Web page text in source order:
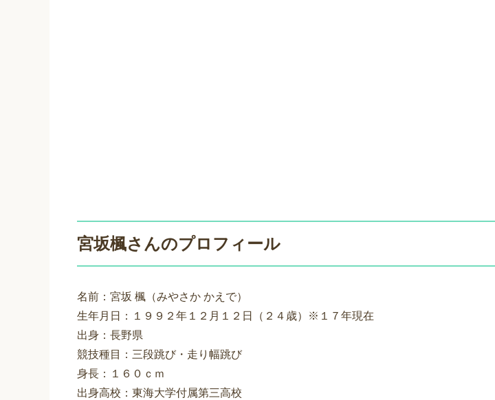
宮坂楓さんのプロフィール
名前：宮坂 楓（みやさか かえで）
生年月日：１９９２年１２月１２日（２４歳）※１７年現在
出身：長野県
競技種目：三段跳び・走り幅跳び
身長：１６０ｃｍ
出身高校：東海大学付属第三高校